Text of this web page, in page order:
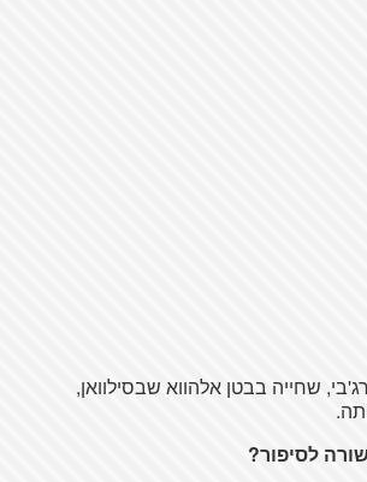
שחייה בבטן אלהווא שבסילוואן,
לסיפור?